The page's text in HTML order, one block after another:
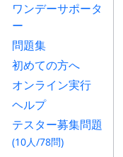
ワンデーサポータ
ー
問題集
初めての方へ
オンライン実行
ヘルプ
テスター募集問題
(10人/78問)